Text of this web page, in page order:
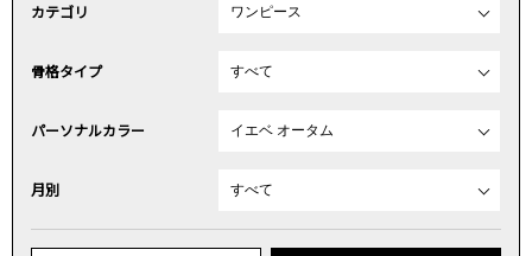
カテゴリ
骨格タイプ
パーソナルカラー
月別